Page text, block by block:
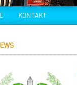
KONTAKT